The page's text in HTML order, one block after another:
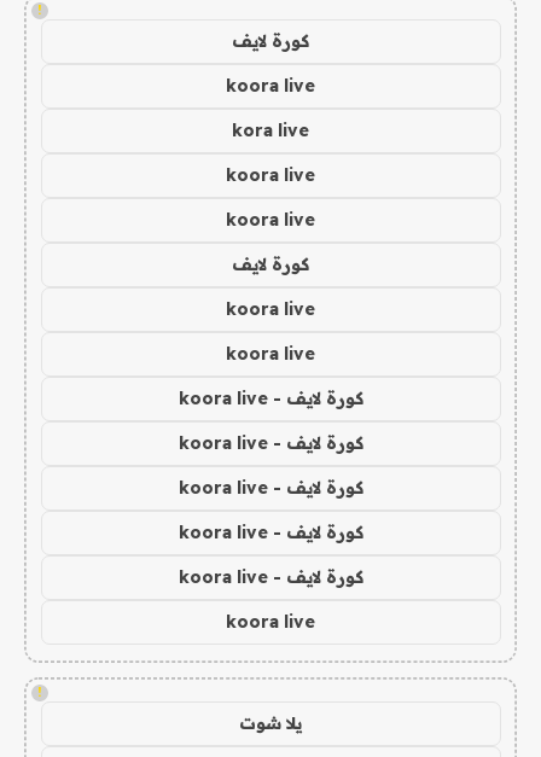
!
كورة لايف
koora live
kora live
koora live
koora live
كورة لايف
koora live
koora live
كورة لايف - koora live
كورة لايف - koora live
كورة لايف - koora live
كورة لايف - koora live
كورة لايف - koora live
koora live
!
يلا شوت